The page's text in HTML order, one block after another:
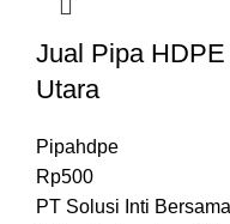
Jual Pipa
Utara
Pipahdpe
Rp500
PT Solusi Inti